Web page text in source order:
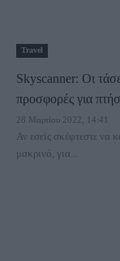
Travel
Skyscanner: Οι
προσφορές για
28 Μαρτίου 2022, 14:41
Αν εσείς σκέφτεστε να
μακρινό, για...